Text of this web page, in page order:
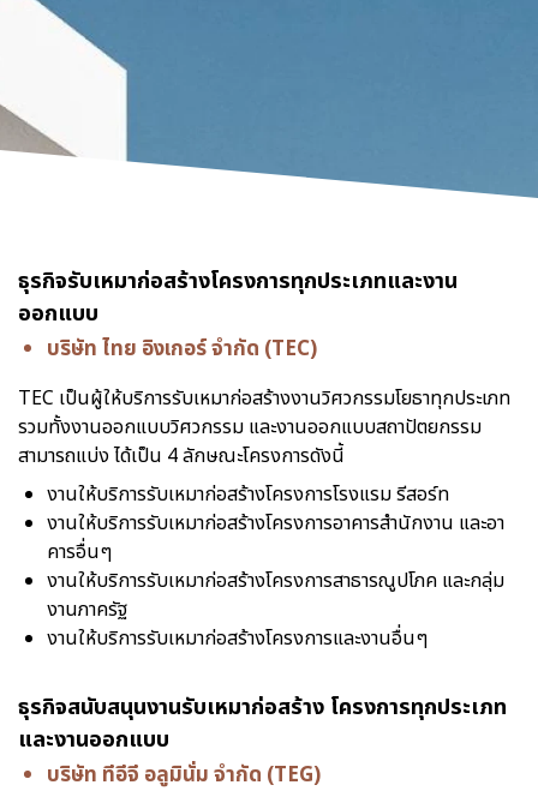
ธุรกิจรับเหมาก่อสร้างโครงการทุกประเภทและงาน
ออกแบบ
บริษัท ไทย อิงเกอร์ จำกัด (TEC)
TEC เป็นผู้ให้บริการรับเหมาก่อสร้างงานวิศวกรรมโยธาทุกประเภท
รวมทั้งงานออกแบบวิศวกรรม และงานออกแบบสถาปัตยกรรม
สามารถแบ่ง ได้เป็น 4 ลักษณะโครงการดังนี้
งานให้บริการรับเหมาก่อสร้างโครงการโรงแรม รีสอร์ท
งานให้บริการรับเหมาก่อสร้างโครงการอาคารสำนักงาน และอา
คารอื่นๆ
งานให้บริการรับเหมาก่อสร้างโครงการสาธารณูปโภค และกลุ่ม
งานภาครัฐ
งานให้บริการรับเหมาก่อสร้างโครงการและงานอื่นๆ
ธุรกิจสนับสนุนงานรับเหมาก่อสร้าง โครงการทุกประเภท
และงานออกแบบ
บริษัท ทีอีจี อลูมินั่ม จำกัด (TEG)